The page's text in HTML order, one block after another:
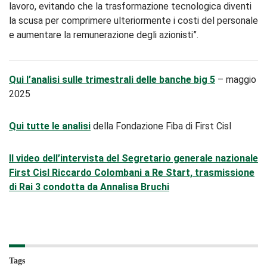
lavoro, evitando che la trasformazione tecnologica diventi
la scusa per comprimere ulteriormente i costi del personale
e aumentare la remunerazione degli azionisti”.
Qui l’analisi sulle trimestrali delle banche big 5 – maggio
2025
Qui tutte le analisi della Fondazione Fiba di First Cisl
Il video dell’intervista del Segretario generale nazionale
First Cisl Riccardo Colombani a Re Start, trasmissione
di Rai 3 condotta da Annalisa Bruchi
Tags